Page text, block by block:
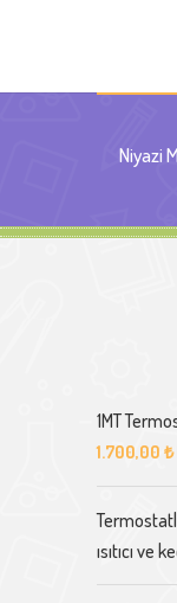
Niyazi
1MT
1.700,00 ₺
ısıtıcı ve